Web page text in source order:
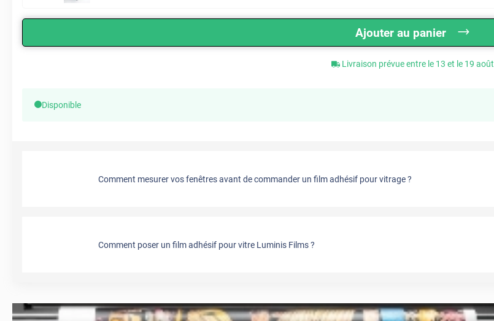
Ajouter au panier
Livraison prévue entre le 13 et le 19 août
Disponible
Comment mesurer vos fenêtres avant de commander un film adhésif pour vitrage ?
Comment poser un film adhésif pour vitre Luminis Films ?